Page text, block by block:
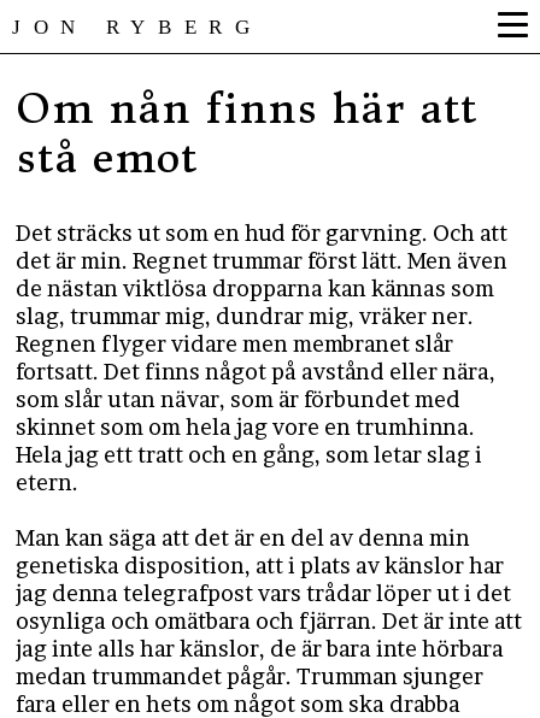
JON RYBERG
Om nån finns här att
stå emot
Det sträcks ut som en hud för garvning. Och att
det är min. Regnet trummar först lätt. Men även
de nästan viktlösa dropparna kan kännas som
slag, trummar mig, dundrar mig, vräker ner.
Regnen flyger vidare men membranet slår
fortsatt. Det finns något på avstånd eller nära,
som slår utan nävar, som är förbundet med
skinnet som om hela jag vore en trumhinna.
Hela jag ett tratt och en gång, som letar slag i
etern.
Man kan säga att det är en del av denna min
genetiska disposition, att i plats av känslor har
jag denna telegrafpost vars trådar löper ut i det
osynliga och omätbara och fjärran. Det är inte att
jag inte alls har känslor, de är bara inte hörbara
medan trummandet pågår. Trumman sjunger
fara eller en hets om något som ska drabba